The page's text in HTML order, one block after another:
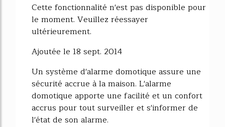
Cette fonctionnalité n'est pas disponible pour
le moment. Veuillez réessayer
ultérieurement.
Ajoutée le 18 sept. 2014
Un système d'alarme domotique assure une
sécurité accrue à la maison. L'alarme
domotique apporte une facilité et un confort
accrus pour tout surveiller et s'informer de
l'état de son alarme.